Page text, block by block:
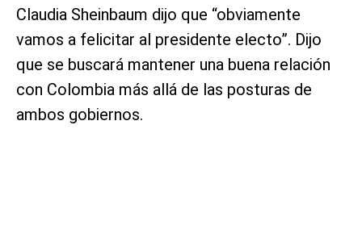
Claudia Sheinbaum dijo que “obviamente
vamos a felicitar al presidente electo”. Dijo
que se buscará mantener una buena relación
con Colombia más allá de las posturas de
ambos gobiernos.